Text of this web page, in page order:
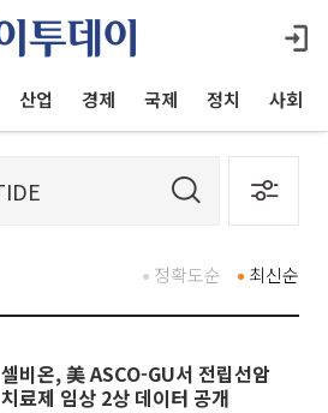
산업 경제 국제 정치 사회
최신순
정확도순
셀비온, 美 ASCO-GU서 전립선암
치료제 임상 2상 데이터 공개